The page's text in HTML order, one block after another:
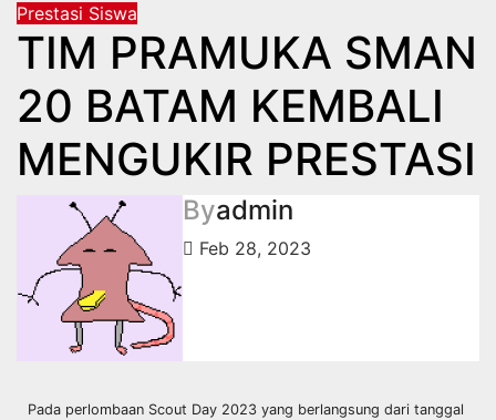
Prestasi Siswa
TIM PRAMUKA SMAN
20 BATAM KEMBALI
MENGUKIR PRESTASI
Byadmin
Feb 28, 2023
Pada perlombaan Scout Day 2023 yang berlangsung dari tanggal